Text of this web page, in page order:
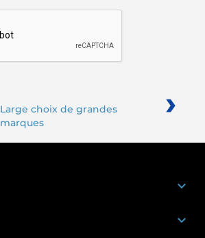
Large choix de grandes
marques
›

